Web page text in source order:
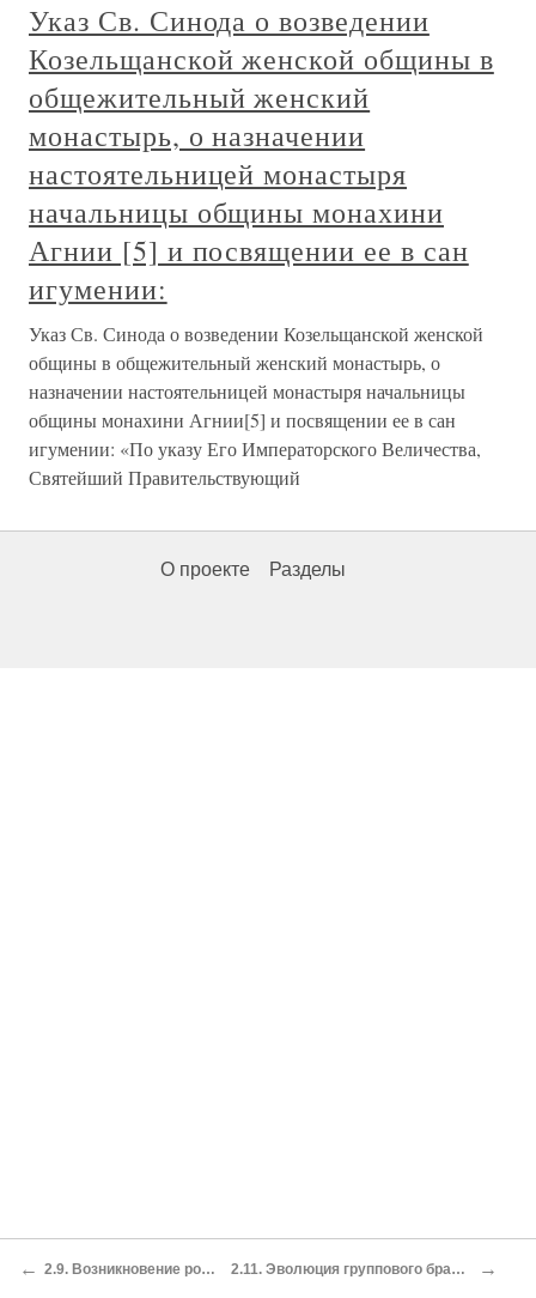
Указ Св. Синода о возведении
Козельщанской женской общины в
общежительный женский
монастырь, о назначении
настоятельницей монастыря
начальницы общины монахини
Агнии [5] и посвящении ее в сан
игумении:
Указ Св. Синода о возведении Козельщанской женской
общины в общежительный женский монастырь, о
назначении настоятельницей монастыря начальницы
общины монахини Агнии[5] и посвящении ее в сан
игумении: «По указу Его Императорского Величества,
Святейший Правительствующий
О проекте Разделы
← 2.9. Возникновение родьи, индивидуального брака и семьи 2.11. Эволюция группового брака после возникновения брака между индивидами →